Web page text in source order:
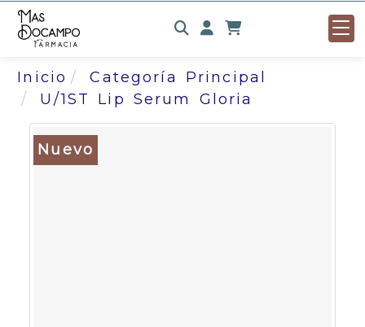
Identifícate
Inicio
Categoría Principal
U/1ST Lip Serum Gloria
Nuevo